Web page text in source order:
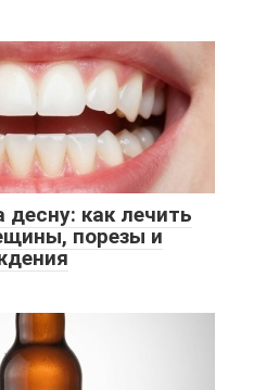
как лечить
порезы и